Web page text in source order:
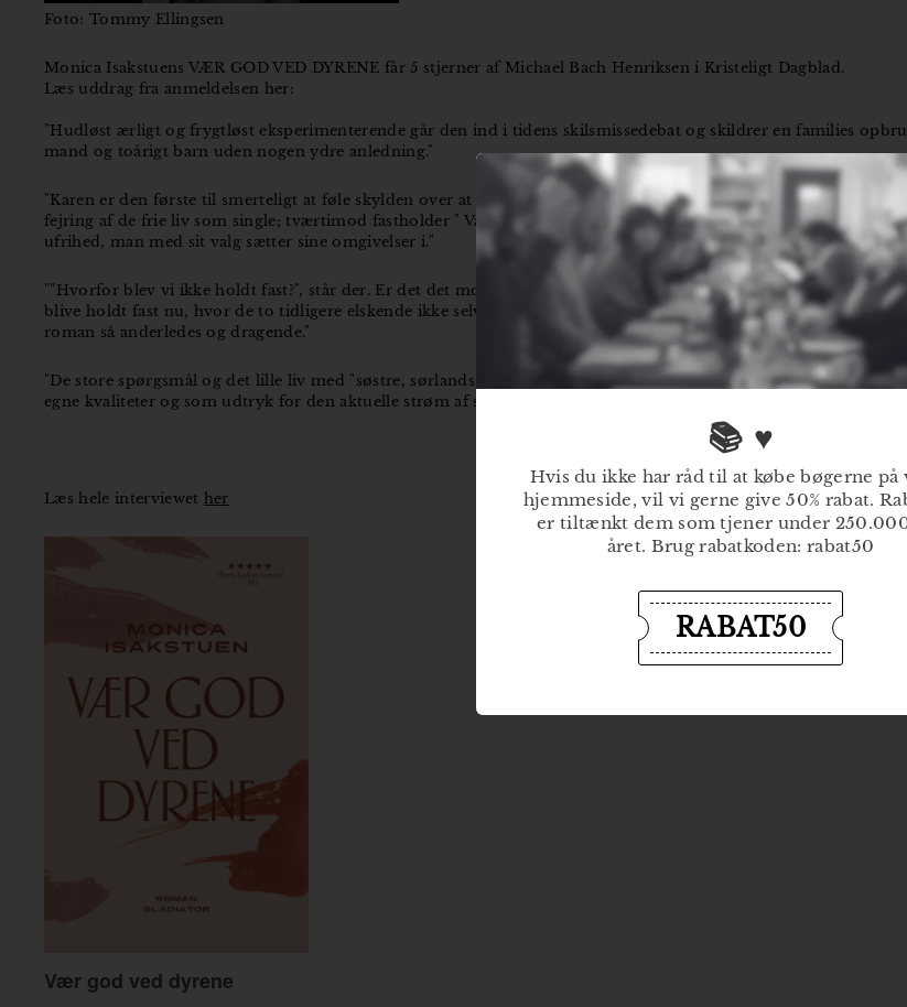
Foto: Tommy Ellingsen
Monica Isakstuens VÆR GOD VED DYRENE får 5 stjerner af Michael Bach Henriksen i Kristeligt Dagblad.
Læs uddrag fra anmeldelsen her:
"Hudløst ærligt og frygtløst eksperimenterende går den ind i tidens skilsmissedebat og skildrer en families
mand og toårigt barn uden nogen ydre anledning."
"Karen er den første til smerteligt at føle skylden over at have brudt en familie op og dermed forbrudt sig mod
fejring af de frie liv som single; tværtimod fastholder " Vær god ved dyrene" den næsten diabolske dobbelthed i
ufrihed, man med sit valg sætter sine omgivelser i."
""Hvorfor blev vi ikke holdt fast?", står der. Er det det moderne menneskes bøn, en Jobs-anklage mod en tavs
blive holdt fast nu, hvor de to tidligere elskende ikke selv kan holde fast i hinanden og glider væk? Isakstuen
roman så anderledes og dragende."
"De store spørgsmål og det lille liv med "søstre, sørlandssomre, skovsnegle, skilsmissesorg", som der står et
egne kvaliteter og som udtryk for den aktuelle strøm af skønlitteratur fra Norge på et meget højt niveau."
Læs hele interviewet her
📚 ♥
Hvis du ikke har råd til at købe bøgerne på
hjemmeside, vil vi gerne give 50% rabat.
er tiltænkt dem som tjener under
året. Brug rabatkoden: rabat50
RABAT50